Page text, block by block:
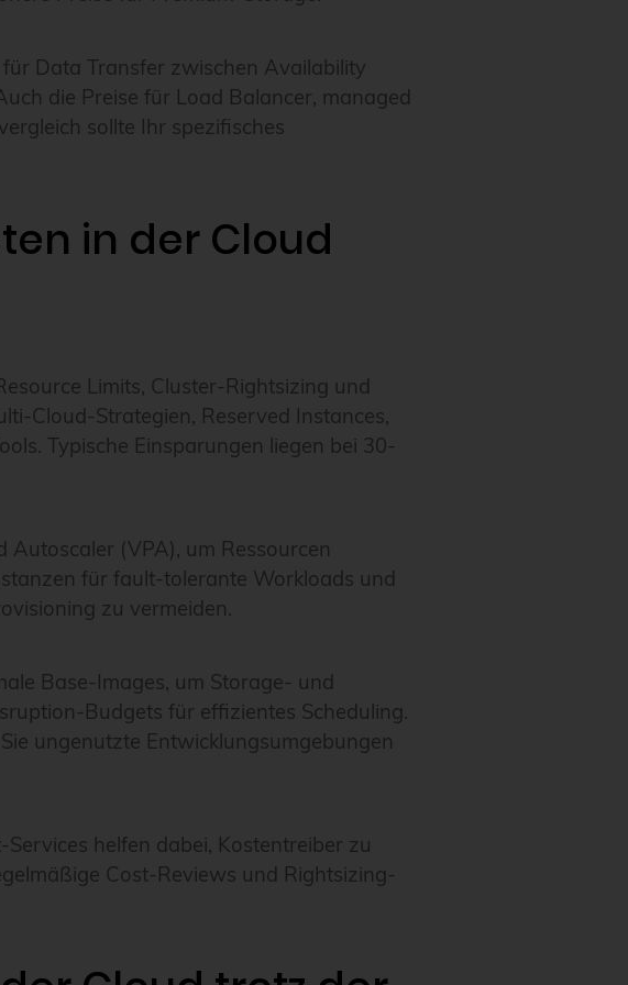
Data Transfer zwischen Availability
die Preise für Load Balancer, managed
sollte Ihr spezifisches
in der Cloud
Limits, Cluster-Rightsizing und
Cloud-Strategien, Reserved Instances,
Typische Einsparungen liegen bei 30-
(VPA), um Ressourcen
für fault-tolerante Workloads und
zu vermeiden.
Base-Images, um Storage- und
Budgets für effizientes Scheduling.
ungenutzte Entwicklungsumgebungen
helfen dabei, Kostentreiber zu
Cost-Reviews und Rightsizing-